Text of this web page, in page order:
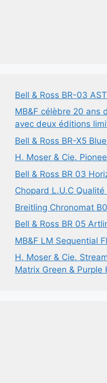
Bell & Ross BR-03
MB&F célèbre 20 ans
avec deux éditions
Bell & Ross BR-X5
H. Moser & Cie.
Bell & Ross BR 03
Chopard L.U.C
Breitling Chronomat
Bell & Ross BR 05
MB&F LM Sequential
H. Moser & Cie.
Matrix Green & Purple